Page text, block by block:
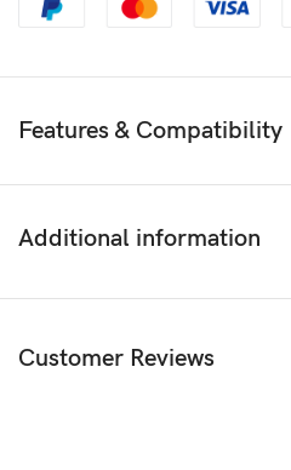
Features & Compatibility
Additional information
Customer Reviews